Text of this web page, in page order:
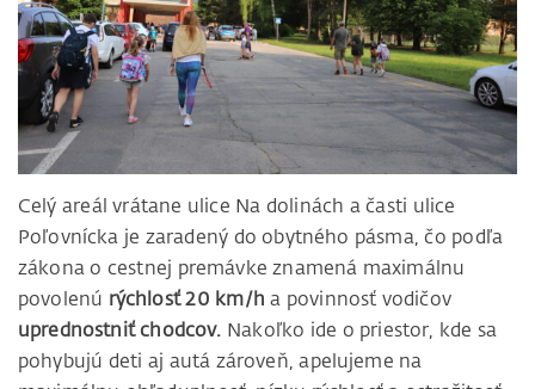
Celý areál vrátane ulice Na dolinách a časti ulice
Poľovnícka je zaradený do obytného pásma, čo podľa
zákona o cestnej premávke znamená maximálnu
povolenú rýchlosť 20 km/h a povinnosť vodičov
uprednostniť chodcov. Nakoľko ide o priestor, kde sa
pohybujú deti aj autá zároveň, apelujeme na